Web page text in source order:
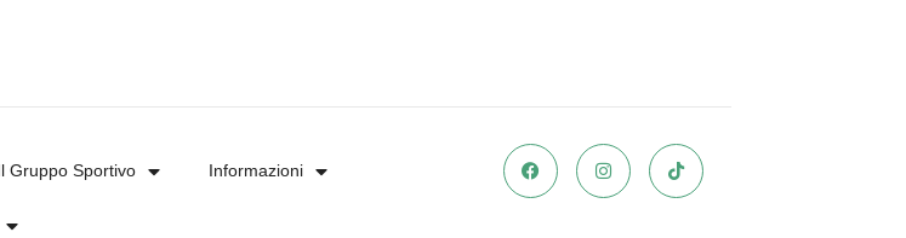
Gruppo Sportivo Informazioni